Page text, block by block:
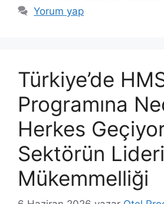
Yorum yap
Türkiye’de
Programına
Herkes
Sektörün
Mükemmelliği